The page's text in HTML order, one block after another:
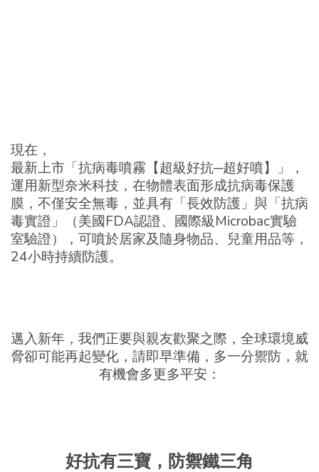
現在，
最新上市「抗病毒噴霧【超級好抗─超好噴】」，
運用新型奈米科技，在物體表面形成抗病毒保護
膜，不僅安全無毒，並具有「長效防護」與「抗病
毒實證」（美國FDA認證、國際級Microbac實驗
室驗證），可噴於居家及隨身物品、兒童用品等，
24小時持續防護。
邁入新年，我們正要與親友歡聚之際，全球環境威
脅卻可能再起變化，請即早準備，多一分禦防，就
有機會多更多平安：
好抗有三寶，防禦鐵三角